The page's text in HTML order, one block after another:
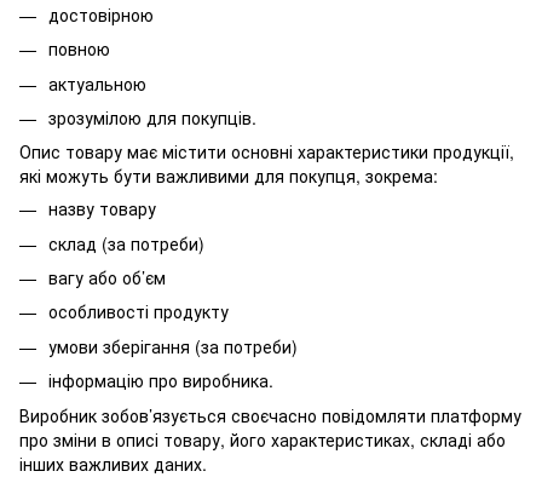
достовірною
повною
актуальною
зрозумілою для покупців.
Опис товару має містити основні характеристики продукції,
які можуть бути важливими для покупця, зокрема:
назву товару
склад (за потреби)
вагу або об’єм
особливості продукту
умови зберігання (за потреби)
інформацію про виробника.
Виробник зобов’язується своєчасно повідомляти платформу
про зміни в описі товару, його характеристиках, складі або
інших важливих даних.